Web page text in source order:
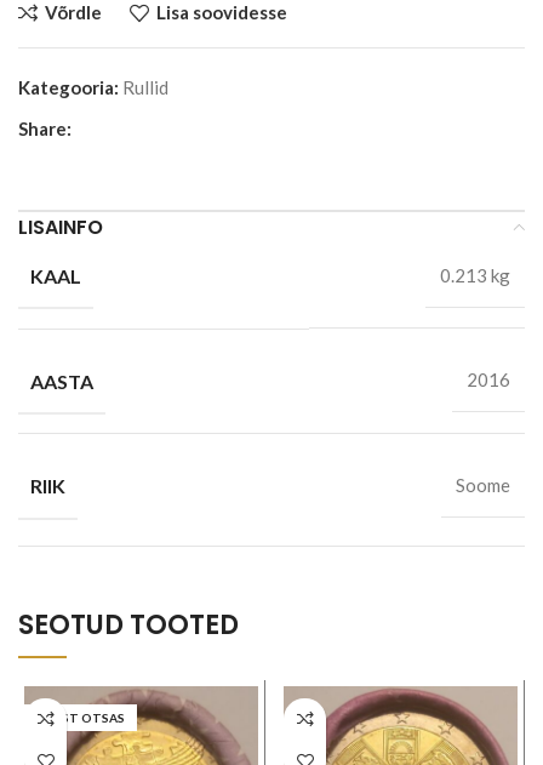
Võrdle Lisa soovidesse
Kategooria: Rullid
Share:
LISAINFO
KAAL 0.213 kg
AASTA 2016
RIIK Soome
SEOTUD TOOTED
LAOST OTSAS